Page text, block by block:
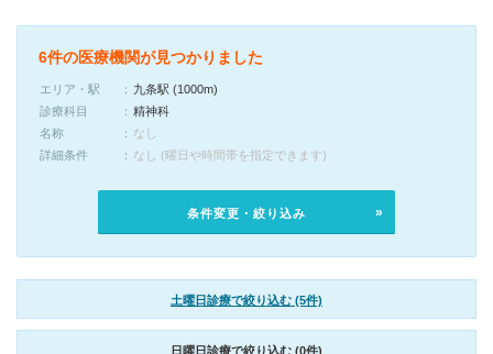
6件の医療機関が見つかりました
エリア・駅
九条駅 (1000m)
診療科目
精神科
名称
なし
詳細条件
なし (曜日や時間帯を指定できます)
条件変更・絞り込み
土曜日診療で絞り込む (5件)
日曜日診療で絞り込む (0件)